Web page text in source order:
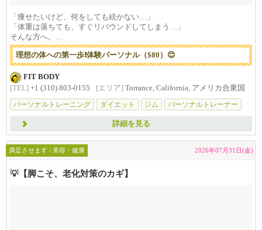
「痩せたいけど、何をしても続かない…」
「体重は落ちても、すぐリバウンドしてしまう…」
そんな方へ。
...
理想の体への第一歩❗️体験パーソナル（$80）😊
FIT BODY
[TEL] +1 (310) 803-0155 [エリア] Torrance, California, アメリカ合衆国
パーソナルトレーニング
ダイエット ジム パーソナルトレーナー
詳細を見る
満足させます / 美容・健康 2026年07月31日(金)
💡【脚こそ、老化対策のカギ】